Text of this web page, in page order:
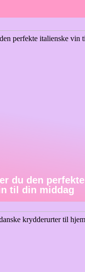
du den perfekte
til din middag